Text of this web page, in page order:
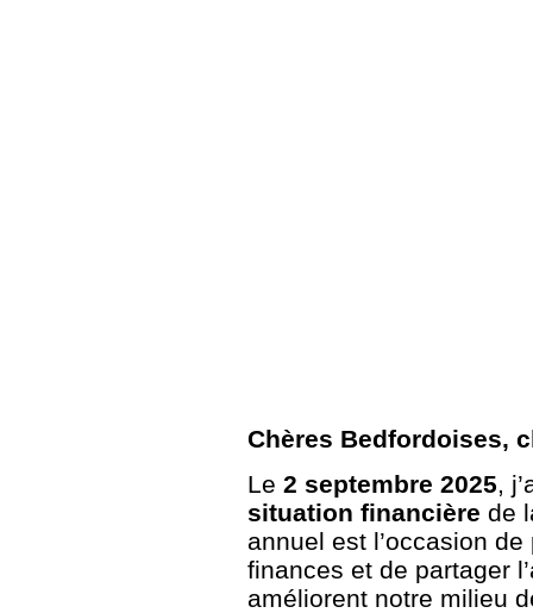
Chères Bedfordoises,
Le 2 septembre 2025,
situation financière de
annuel est l’occasion
finances et de partager
améliorent notre milieu